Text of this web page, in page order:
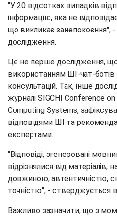
"У 20 відсотках випадків
інформацію, яка не
що викликає занепокоєння",
дослідження.
Це не перше дослідження,
використанням ШІ-чат-
консультацій. Так, інше
журналі SIGCHI Conference
Computing Systems,
відповідями ШІ та
експертами.
"Відповіді, згенеровані
відрізнялися від матеріалів,
довжиною, автентичністю,
точністю", - стверджується
Важливо зазначити, що з